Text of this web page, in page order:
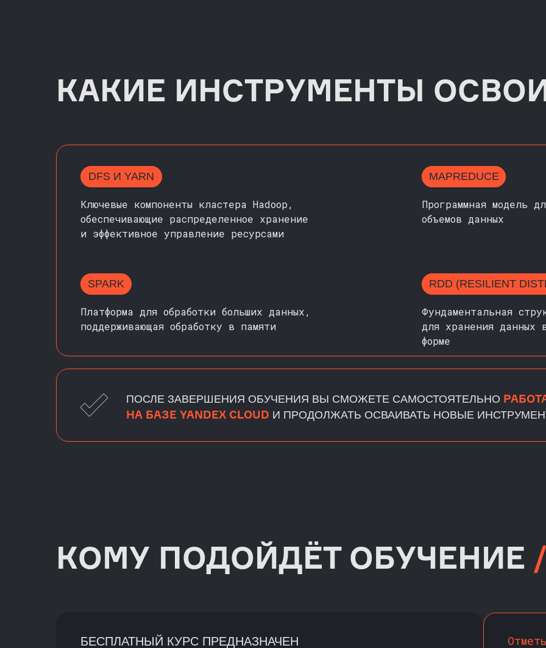
КАКИЕ ИНСТРУМЕНТЫ
Ключевые компоненты кластера Hadoop,
обеспечивающие распределенное хранение
и эффективное управление ресурсами
DFS И YARN
Платформа для обработки больших данных,
поддерживающая обработку в памяти
SPARK
Программная модель
объемов данных
MAPREDUCE
Фундаментальная
для хранения данных
форме
RDD (RESILIENT
ПОСЛЕ ЗАВЕРШЕНИЯ ОБУЧЕНИЯ ВЫ СМОЖЕТЕ САМОСТОЯТЕЛЬНО
НА БАЗЕ YANDEX CLOUD И ПРОДОЛЖАТЬ ОСВАИВАТЬ НОВЫЕ
КОМУ ПОДОЙДЁТ ОБУЧЕНИЕ
БЕСПЛАТНЫЙ КУРС ПРЕДНАЗНАЧЕН